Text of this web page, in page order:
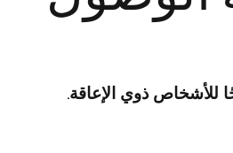
للأشخاص ذوي الإعاقة.